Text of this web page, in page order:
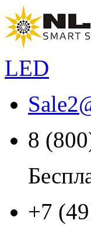
LED
Sale2
8
+7